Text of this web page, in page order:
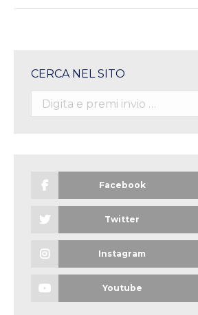
CERCA NEL SITO
Search:
Facebook
Twitter
Instagram
Youtube